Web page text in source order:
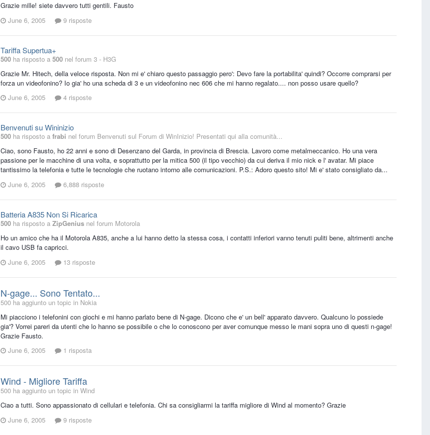
Grazie mille! siete davvero tutti gentili. Fausto
June 6, 2005
9 risposte
Tariffa Supertua+
500 ha risposto a 500 nel forum 3 - H3G
Grazie Mr. Hitech, della veloce risposta. Non mi e' chiaro questo passaggio pero': Devo fare la portabilita' quindi? Occorre comprarsi per
forza un videofonino? Io gia' ho una scheda di 3 e un videofonino nec 606 che mi hanno regalato.... non posso usare quello?
June 6, 2005
4 risposte
Benvenuti su Wininizio
500 ha risposto a frabi nel forum Benvenuti sul Forum di WinInizio! Presentati qui alla comunità...
Ciao, sono Fausto, ho 22 anni e sono di Desenzano del Garda, in provincia di Brescia. Lavoro come metalmeccanico. Ho una vera
passione per le macchine di una volta, e soprattutto per la mitica 500 (il tipo vecchio) da cui deriva il mio nick e l' avatar. Mi piace
tantissimo la telefonia e tutte le tecnologie che ruotano intorno alle comunicazioni. P.S.: Adoro questo sito! Mi e' stato consigliato da...
June 6, 2005
6,888 risposte
Batteria A835 Non Si Ricarica
500 ha risposto a ZipGenius nel forum Motorola
Ho un amico che ha il Motorola A835, anche a lui hanno detto la stessa cosa, i contatti inferiori vanno tenuti puliti bene, altrimenti anche
il cavo USB fa capricci.
June 6, 2005
13 risposte
N-gage... Sono Tentato...
500 ha aggiunto un topic in Nokia
Mi piacciono i telefonini con giochi e mi hanno parlato bene di N-gage. Dicono che e' un bell' apparato davvero. Qualcuno lo possiede
gia'? Vorrei pareri da utenti che lo hanno se possibile o che lo conoscono per aver comunque messo le mani sopra uno di questi n-gage!
Grazie Fausto.
June 6, 2005
1 risposta
Wind - Migliore Tariffa
500 ha aggiunto un topic in Wind
Ciao a tutti. Sono appassionato di cellulari e telefonia. Chi sa consigliarmi la tariffa migliore di Wind al momento? Grazie
June 6, 2005
9 risposte